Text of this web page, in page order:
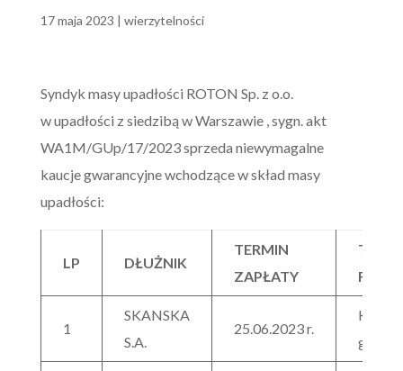
17 maja 2023 | wierzytelności
Syndyk masy upadłości ROTON Sp. z o.o.
w upadłości z siedzibą w Warszawie , sygn. akt
WA1M/GUp/17/2023 sprzeda niewymagalne
kaucje gwarancyjne wchodzące w skład masy
upadłości:
LP DŁUŻNIK
TERMIN
ZAPŁATY
1
SKANSKA
S.A.
25.06.2023 r.
Kaucje